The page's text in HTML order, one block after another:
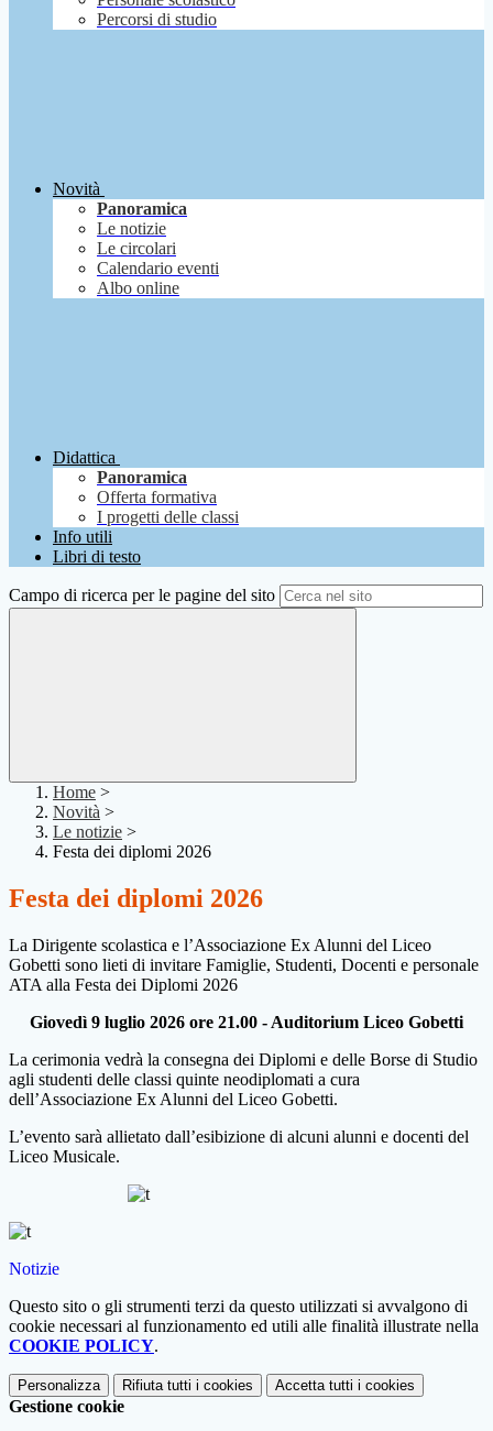
Percorsi di studio
Novità
Panoramica
Le notizie
Le circolari
Calendario eventi
Albo online
Didattica
Panoramica
Offerta formativa
I progetti delle classi
Info utili
Libri di testo
Campo di ricerca per le pagine del sito
Home >
Novità >
Le notizie >
Festa dei diplomi 2026
Festa dei diplomi 2026
La Dirigente scolastica e l’Associazione Ex Alunni del Liceo
Gobetti sono lieti di invitare Famiglie, Studenti, Docenti e personale
ATA alla Festa dei Diplomi 2026
Giovedì 9 luglio 2026 ore 21.00 - Auditorium Liceo Gobetti
La cerimonia vedrà la consegna dei Diplomi e delle Borse di Studio
agli studenti delle classi quinte neodiplomati a cura
dell’Associazione Ex Alunni del Liceo Gobetti.
L’evento sarà allietato dall’esibizione di alcuni alunni e docenti del
Liceo Musicale.
Notizie
Questo sito o gli strumenti terzi da questo utilizzati si avvalgono di
cookie necessari al funzionamento ed utili alle finalità illustrate nella
COOKIE POLICY.
Personalizza Rifiuta tutti i cookies Accetta tutti i cookies
Gestione cookie